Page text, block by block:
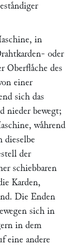
in
oder
Oberflaͤche des
einer
sich das
nieder bewegt;
waͤhrend
dieselbe
der
schiebbaren
Karden,
Die Enden
sich in
in dem
eine andere